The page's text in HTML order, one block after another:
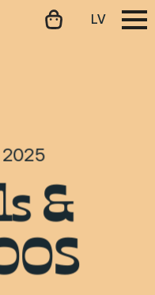
LV
2025
&